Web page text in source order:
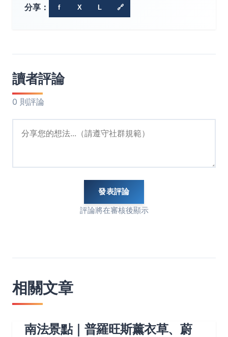
分享： f X L 🔗
讀者評論
0 則評論
發表評論
評論將在審核後顯示
相關文章
南法景點｜普羅旺斯薰衣草、蔚